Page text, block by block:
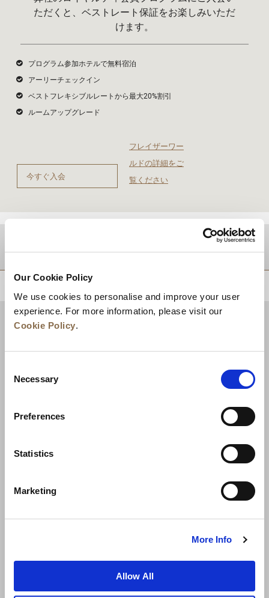
Our Cookie Policy
We use cookies to personalise and improve your user
experience. For more information, please visit our
Cookie Policy.
Selection
Necessary
Preferences
Statistics
Marketing
More Info
Allow All
ただくと、ベストレート保証をお楽しみいただ
けます。
プログラム参加ホテルで無料宿泊
アーリーチェックイン
ベストフレキシブルレートから最大20%割引
ルームアップグレード
今すぐ入会
フレイザーワー
ルドの詳細をご
覧ください